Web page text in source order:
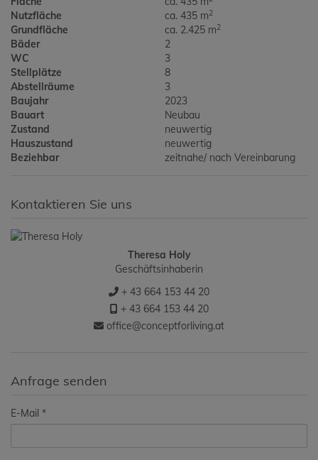
Nutzfläche ca. 435 m2
Grundfläche ca. 2.425 m2
Bäder
2
WC
3
Stellplätze
8
Abstellräume
3
Baujahr
2023
Bauart
Neubau
Zustand
neuwertig
Hauszustand
neuwertig
Beziehbar
zeitnahe/ nach Vereinbarung
Kontaktieren Sie uns
Theresa Holy
Geschäftsinhaberin
+ 43 664 153 44 20
+ 43 664 153 44 20
office@conceptforliving.at
Anfrage senden
E-Mail